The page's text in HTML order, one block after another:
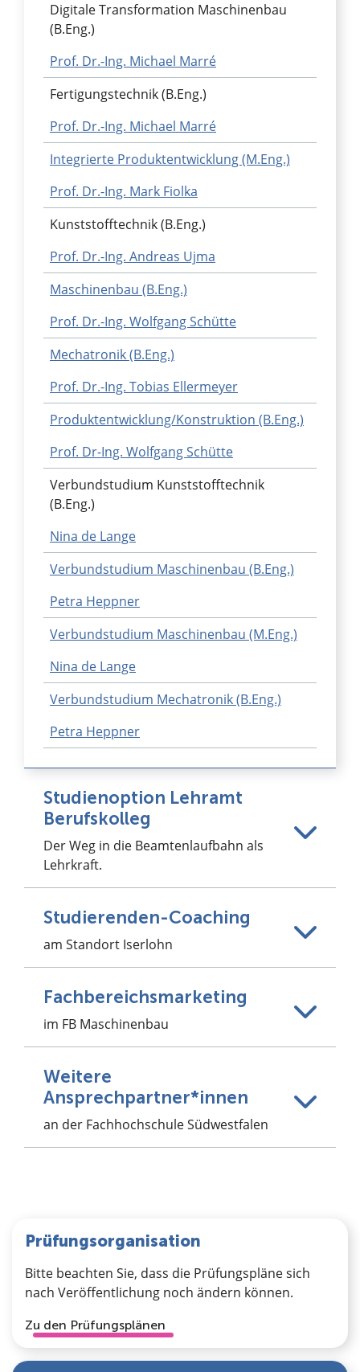
Digitale Transformation Maschinenbau
(B.Eng.)
Prof. Dr.-Ing. Michael Marré
Fertigungstechnik (B.Eng.)
Prof. Dr.-Ing. Michael Marré
Integrierte Produktentwicklung (M.Eng.)
Prof. Dr.-Ing. Mark Fiolka
Kunststofftechnik (B.Eng.)
Prof. Dr.-Ing. Andreas Ujma
Maschinenbau (B.Eng.)
Prof. Dr.-Ing. Wolfgang Schütte
Mechatronik (B.Eng.)
Prof. Dr.-Ing. Tobias Ellermeyer
Produktentwicklung/Konstruktion (B.Eng.)
Prof. Dr-Ing. Wolfgang Schütte
Verbundstudium Kunststofftechnik
(B.Eng.)
Nina de Lange
Verbundstudium Maschinenbau (B.Eng.)
Petra Heppner
Verbundstudium Maschinenbau (M.Eng.)
Nina de Lange
Verbundstudium Mechatronik (B.Eng.)
Petra Heppner
Studienoption Lehramt
Berufskolleg
Der Weg in die Beamtenlaufbahn als
Lehrkraft.
Studierenden-Coaching
am Standort Iserlohn
Fachbereichsmarketing
im FB Maschinenbau
Weitere
Ansprechpartner*innen
an der Fachhochschule Südwestfalen
Prüfungsorganisation
Bitte beachten Sie, dass die Prüfungspläne sich
nach Veröffentlichung noch ändern können.
Zu den Prüfungsplänen